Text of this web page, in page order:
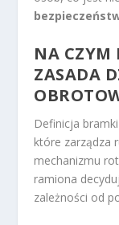
NA CZYM
ZASADA
Definicja
które zarządza
mechanizmu
ramiona
zależności od